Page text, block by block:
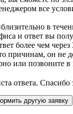
все
в
и ответ вы
более чем через
причинам, он не
или позвоните
ответа. Спасибо